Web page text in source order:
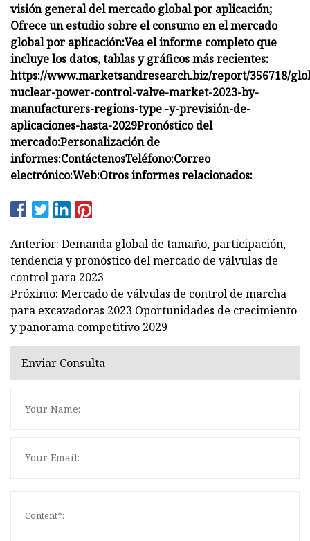
visión general del mercado global por aplicación;
Ofrece un estudio sobre el consumo en el mercado
global por aplicación:Vea el informe completo que
incluye los datos, tablas y gráficos más recientes:
https://www.marketsandresearch.biz/report/356718/
nuclear-power-control-valve-market-2023-by-
manufacturers-regions-type -y-previsión-de-
aplicaciones-hasta-2029Pronóstico del
mercado:Personalización de
informes:ContáctenosTeléfono:Correo
electrónico:Web:Otros informes relacionados:
Anterior: Demanda global de tamaño, participación,
tendencia y pronóstico del mercado de válvulas de
control para 2023
Próximo: Mercado de válvulas de control de marcha
para excavadoras 2023 Oportunidades de crecimiento
y panorama competitivo 2029
Enviar Consulta